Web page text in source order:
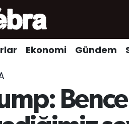
Ekonomi Gündem
Durumu ve Fikstür